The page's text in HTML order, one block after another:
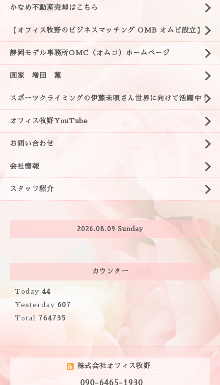
かなめ不動産売却はこちら
【オフィス牧野のビジネスマッチング OMB オムビ設立】
静岡モデル事務所OMC（オムコ）ホームページ
画家 増田 薫
スポーツクライミングの伊藤未唄さん世界に向けて活躍中！
オフィス牧野YouTube
お問い合わせ
会社情報
スタッフ紹介
2026.08.09 Sunday
カウンター
Today 44
Yesterday 607
Total 764735
株式会社オフィス牧野
090-6465-1930